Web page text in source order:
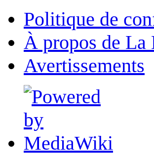
Politique de
À propos de La
Avertissements